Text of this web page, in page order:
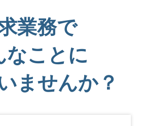
業務で
なことに
ませんか？